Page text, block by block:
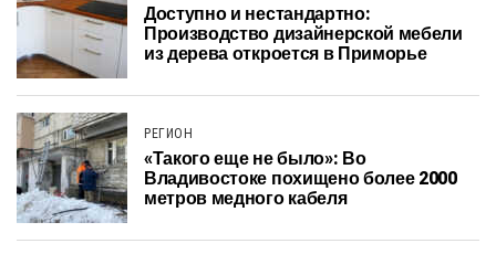
Доступно и нестандартно:
Производство дизайнерской мебели
из дерева откроется в Приморье
РЕГИОН
«Такого еще не было»: Во
Владивостоке похищено более 2000
метров медного кабеля